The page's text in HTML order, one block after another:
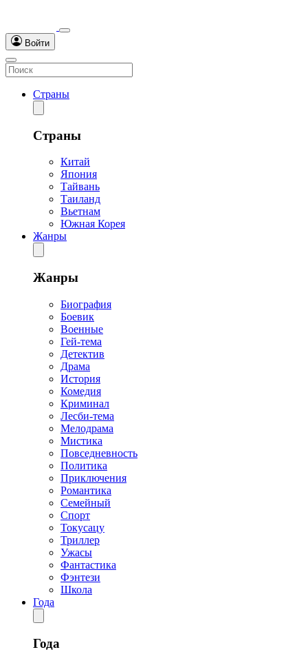
Войти
Страны
Страны
Китай
Япония
Тайвань
Таиланд
Вьетнам
Южная Корея
Жанры
Жанры
Биография
Боевик
Военные
Гей-тема
Детектив
Драма
История
Комедия
Криминал
Лесби-тема
Мелодрама
Мистика
Повседневность
Политика
Приключения
Романтика
Семейный
Спорт
Токусацу
Триллер
Ужасы
Фантастика
Фэнтези
Школа
Года
Года